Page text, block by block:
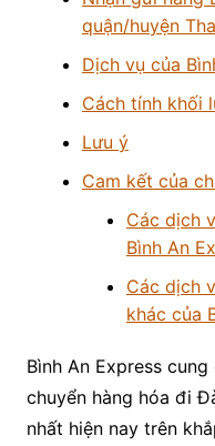
quận/huyện
Dịch vụ của
Cách tính khối
Lưu ý
Cam kết của
Các dịch
Bình An
Các dịch
khác của
Bình An Express
chuyển hàng hóa đi
nhất hiện nay trên